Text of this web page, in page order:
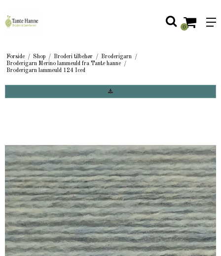
0
Forside / Shop / Broderi tilbehør / Broderigarn
/
Broderigarn Merino lammeuld fra Tante hanne /
Broderigarn lammeuld 124 Iced